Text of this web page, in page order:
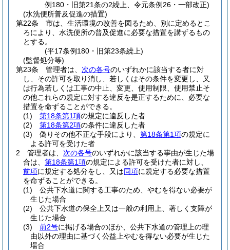
例180・旧第21条の2繰上、令元条例26・一部改正)
(水洗便所普及促進の措置)
第22条
市は、生活環境の改善を図るため、別に定めるとこ
ろにより、水洗便所の普及促進に必要な措置を講ずるもの
とする。
(平17条例180・旧第23条繰上)
(監督処分等)
第23条
管理者は、 次の各号のいずれかに該当する者に対
し、その許可を取り消し、若しくはその条件を変更し、又
は行為若しくは工事の中止、変更、使用制限、使用禁止そ
の他これらの規定に対する違反を是正するために、必要な
措置を命ずることができる。
(1)
第18条第1項の規定に違反した者
(2)
第18条第2項の条件に違反した者
(3)
偽りその他不正な手段により、 第18条第1項の規定に
よる許可を受けた者
2
管理者は、 次の各号のいずれかに該当する事由が生じた場
合は、 第18条第1項の規定による許可を受けた者に対し、
前項に規定する処分をし、又は同項に規定する必要な措置
を命ずることができる。
(1)
公共下水道に関する工事のため、やむを得ない必要が
生じた場合
(2)
公共下水道の保全上又は一般の利用上、著しく支障が
生じた場合
(3)
前2号に掲げる場合のほか、公共下水道の管理上の理
由以外の理由に基づく公益上やむを得ない必要が生じた
場合